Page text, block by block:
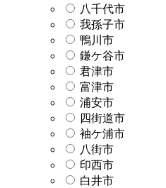
八千代市
我孫子市
鴨川市
鎌ケ谷市
君津市
富津市
浦安市
四街道市
袖ケ浦市
八街市
印西市
白井市